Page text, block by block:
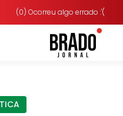
(0) Ocorreu algo errado :'(